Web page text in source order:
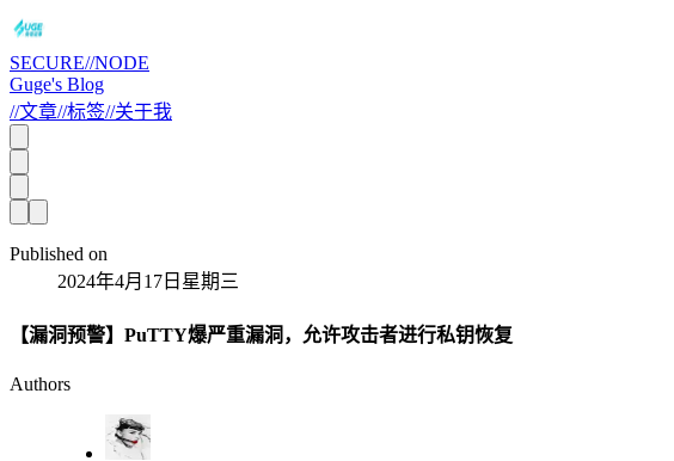
SECURE//NODE
Guge's Blog
//文章//标签//关于我
Published on
2024年4月17日星期三
【漏洞预警】PuTTY爆严重漏洞，允许攻击者进行私钥恢复
Authors